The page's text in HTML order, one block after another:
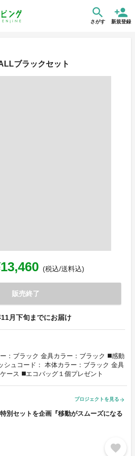
さがす 新規登録
ブラックセット
(税込/送料込)
販売終了
月下旬までにお届け
：ブラック 金具カラー：ブラック ◼️感動
シュコード： 本体カラー：ブラック 金具
ース ◼️エコバッグ１個プレゼント
プロジェクトを見る arrow_forward
別セットを企画『移動がスムーズになる
favorite